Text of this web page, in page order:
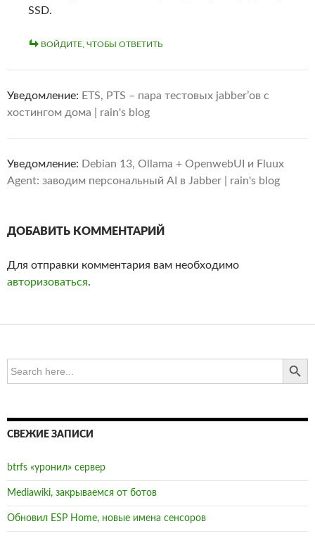
SSD.
ВОЙДИТЕ, ЧТОБЫ ОТВЕТИТЬ
Уведомление: ETS, PTS – пара тестовых jabber’ов с
хостингом дома | rain's blog
Уведомление: Debian 13, Ollama + OpenwebUI и Fluux
Agent: заводим персональный AI в Jabber | rain's blog
ДОБАВИТЬ КОММЕНТАРИЙ
Для отправки комментария вам необходимо
авторизоваться.
for:
SEARCH
СВЕЖИЕ ЗАПИСИ
btrfs «уронил» сервер
Mediawiki, закрываемся от ботов
Обновил ESP Home, новые имена сенсоров